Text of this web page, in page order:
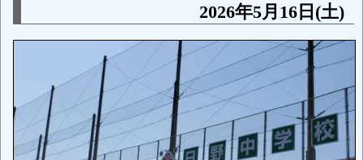
2026年5月16日(土)